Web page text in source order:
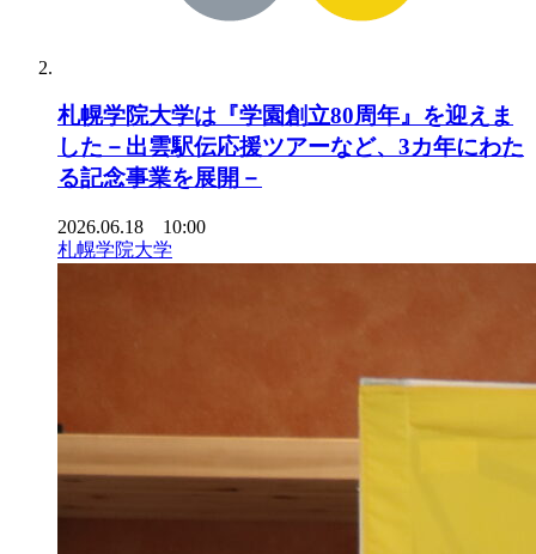
札幌学院大学は『学園創立80周年』を迎えま
した－出雲駅伝応援ツアーなど、3カ年にわた
る記念事業を展開－
2026.06.18 10:00
札幌学院大学